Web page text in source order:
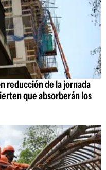
reducción de la jornada
que absorberán los